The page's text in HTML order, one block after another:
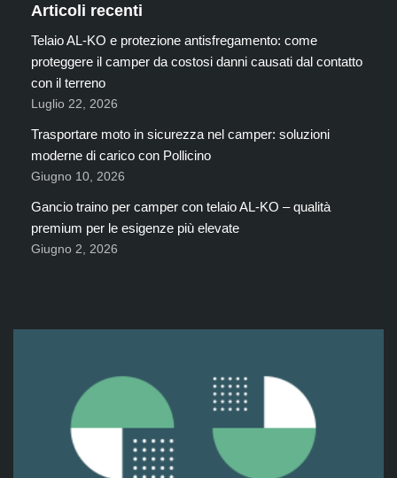
Articoli recenti
Telaio AL-KO e protezione antisfregamento: come
proteggere il camper da costosi danni causati dal contatto
con il terreno
Luglio 22, 2026
Trasportare moto in sicurezza nel camper: soluzioni
moderne di carico con Pollicino
Giugno 10, 2026
Gancio traino per camper con telaio AL-KO – qualità
premium per le esigenze più elevate
Giugno 2, 2026